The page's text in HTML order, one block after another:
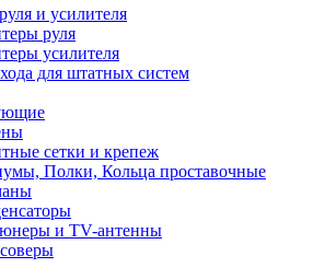
и усилителя
руля
усилителя
для штатных систем
сетки и крепеж
Полки, Кольца проставочные
и TV-антенны